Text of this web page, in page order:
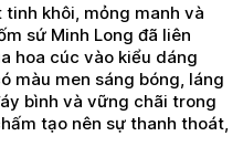
khôi, mỏng manh và
sứ Minh Long đã liên
hoa cúc vào kiểu dáng
màu men sáng bóng, láng
bình và vững chãi trong
tạo nên sự thanh thoát,